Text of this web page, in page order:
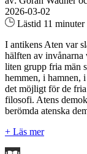
2026-03-02
Lästid 11 minuter
I antikens Aten var
hälften av invånarna
liten grupp fria män
hemmen, i hamnen,
det möjligt för de
filosofi. Atens
berömda atenska
+ Läs mer